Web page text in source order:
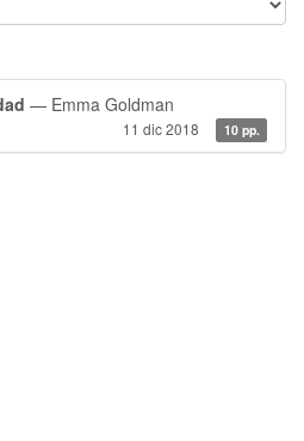
— Emma Goldman
11 dic 2018 10 pp.